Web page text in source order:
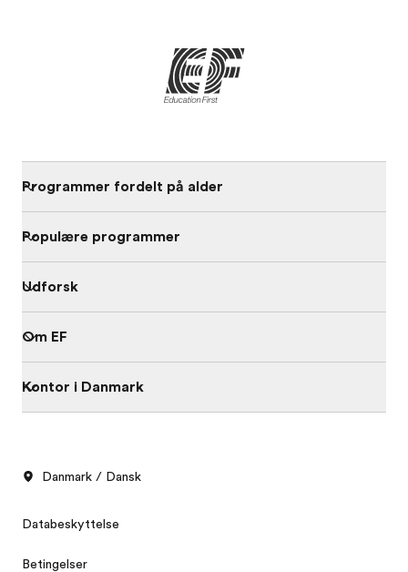
Programmer fordelt på alder
Populære programmer
Udforsk
Om EF
Kontor i Danmark
Danmark / Dansk
Databeskyttelse
Betingelser